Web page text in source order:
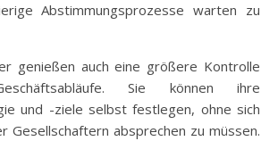
Abstimmungsprozesse warten zu
genießen auch eine größere Kontrolle
Sie können ihre
und -ziele selbst festlegen, ohne sich
Gesellschaftern absprechen zu müssen.